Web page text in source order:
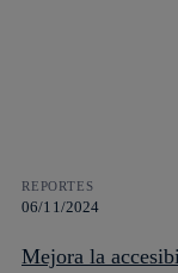
REPORTES
06/11/2024
Mejora la